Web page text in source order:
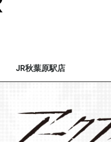
JR秋葉原駅店